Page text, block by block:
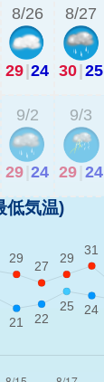
8/26
29|24
8/27
30|25
9/2
29 24
9/3
29 24
低気温)